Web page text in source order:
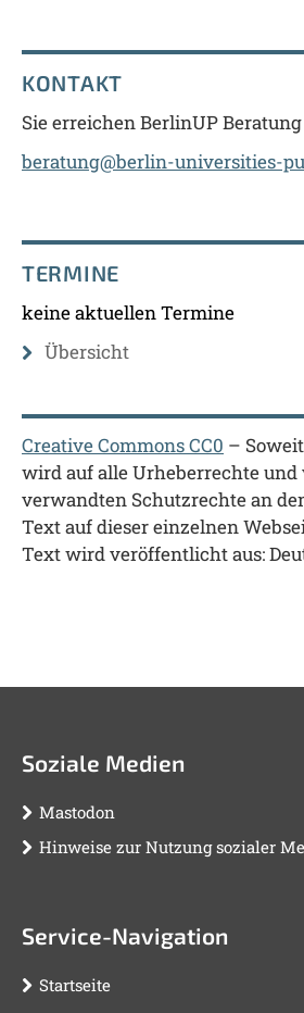
KONTAKT
Sie erreichen BerlinUP
beratung@berlin-universities-
TERMINE
keine aktuellen Termine
Übersicht
Creative Commons CC0 –
wird auf alle Urheberrechte und
verwandten Schutzrechte an
Text auf dieser einzelnen
Text wird veröffentlicht aus:
Soziale Medien
Mastodon
Hinweise zur Nutzung sozialer
Service-Navigation
Startseite